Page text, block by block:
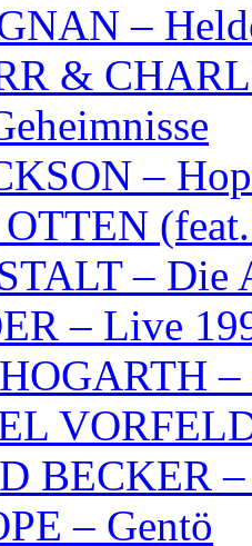
–
&
–
– Die
– Live
–
BECKER
– Gentö